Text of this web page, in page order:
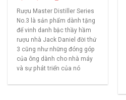
Rượu Master Distiller Series
No.3 là sản phẩm dành tặng
để vinh danh bậc thầy hầm
rượu nhà Jack Daniel đời thứ
3 cũng như những đóng góp
của ông dành cho nhà máy
và sự phát triển của nó